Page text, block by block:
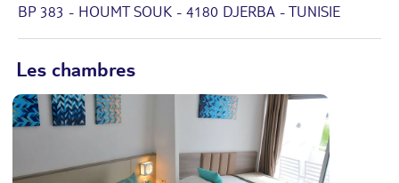
BP 383 - HOUMT SOUK - 4180 DJERBA - TUNISIE
Les chambres